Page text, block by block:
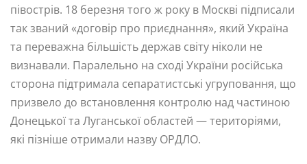
півострів. 18 березня того ж року в Москві підписали
так званий «договір про приєднання», який Україна
та переважна більшість держав світу ніколи не
визнавали. Паралельно на сході України російська
сторона підтримала сепаратистські угруповання, що
призвело до встановлення контролю над частиною
Донецької та Луганської областей — територіями,
які пізніше отримали назву ОРДЛО.